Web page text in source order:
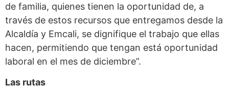
de familia, quienes tienen la oportunidad de, a
través de estos recursos que entregamos desde la
Alcaldía y Emcali, se dignifique el trabajo que ellas
hacen, permitiendo que tengan está oportunidad
laboral en el mes de diciembre”.
Las rutas